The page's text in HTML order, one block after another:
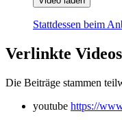
Stattdessen beim
Verlinkte Videos
Die Beiträge stammen
youtube https://